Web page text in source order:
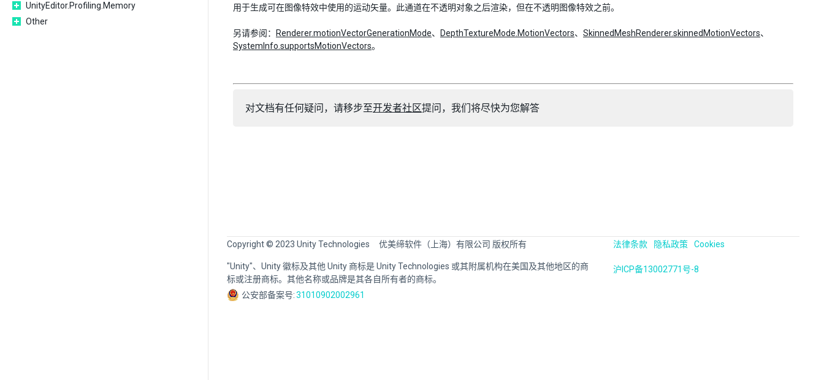
UnityEditor.Profiling.Memory
Other
用于生成可在图像特效中使用的运动矢量。此通道在不透明对象之后渲染，但在不透明图像特效之前。
另请参阅： Renderer.motionVectorGenerationMode、 DepthTextureMode.MotionVectors、 SkinnedMeshRenderer.skinnedMotionVectors、
SystemInfo.supportsMotionVectors。
对文档有任何疑问，请移步至开发者社区提问，我们将尽快为您解答
Copyright © 2023 Unity Technologies 优美缔软件（上海）有限公司 版权所有
"Unity"、Unity 徽标及其他 Unity 商标是 Unity Technologies 或其附属机构在美国及其他地区的商
标或注册商标。其他名称或品牌是其各自所有者的商标。
公安部备案号:31010902002961
法律条款 隐私政策 Cookies
沪ICP备13002771号-8